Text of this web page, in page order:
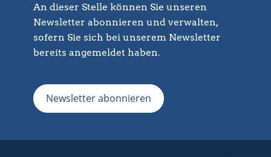
An dieser Stelle können Sie unseren
Newsletter abonnieren und verwalten,
sofern Sie sich bei unserem Newsletter
bereits angemeldet haben.
Newsletter abonnieren